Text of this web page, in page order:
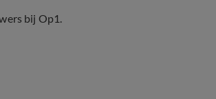
bij Op1.